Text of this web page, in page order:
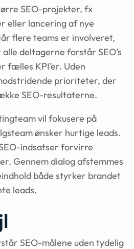
SEO-projekter, fx
eller lancering af nye
flere teams er involveret,
deltagerne forstår SEO’s
fælles KPI’er. Uden
prioriteter, der
SEO-resultaterne.
vil fokusere på
ønsker hurtige leads.
indsatser forvirre
Gennem dialog afstemmes
både styrker brandet
leads.
SEO-målene uden tydelig